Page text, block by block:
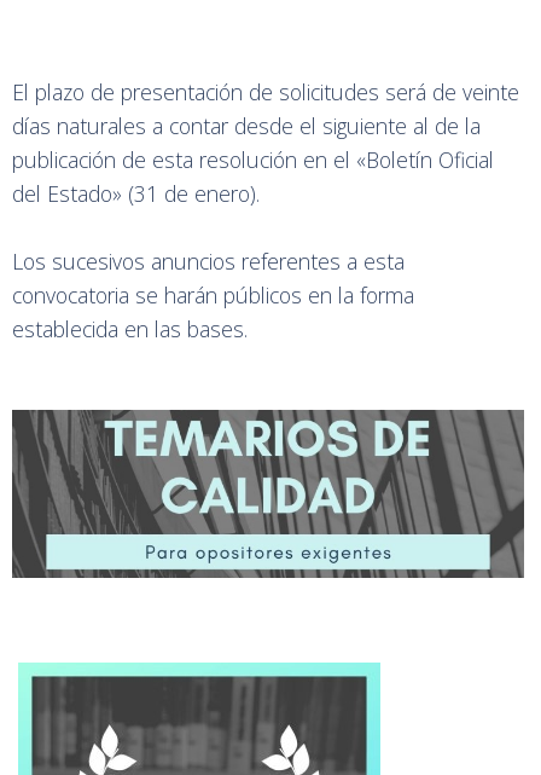
El plazo de presentación de solicitudes será de veinte
días naturales a contar desde el siguiente al de la
publicación de esta resolución en el «Boletín Oficial
del Estado» (31 de enero).
Los sucesivos anuncios referentes a esta
convocatoria se harán públicos en la forma
establecida en las bases.